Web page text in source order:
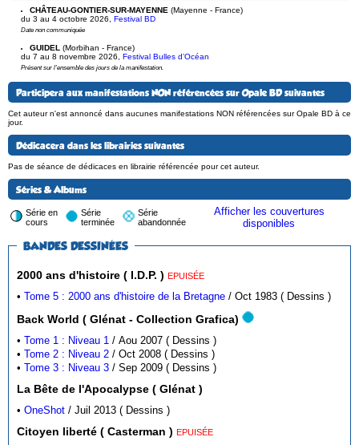
CHÂTEAU-GONTIER-SUR-MAYENNE (Mayenne - France)
du 3 au 4 octobre 2026
Festival BD
Date non communiquée
GUIDEL (Morbihan - France)
du 7 au 8 novembre 2026
Festival Bulles d’Océan
Présent sur l'ensemble des jours de la manifestation.
Participera aux manifestations NON référencées sur Opale BD suivantes
Cet auteur n'est annoncé dans aucunes manifestations NON référencées sur Opale BD à ce
jour.
Dédicacera dans les librairies suivantes
Pas de séance de dédicaces en librairie référencée pour cet auteur.
Séries & Albums
Série en
cours
Série
terminée
Série
abandonnée
Afficher les couvertures
disponibles
BANDES DESSINÉES
2000 ans d'histoire ( I.D.P. )EPUISÉE
•Tome 5 : 2000 ans d'histoire de la Bretagne / Oct 1983 ( Dessins )
Back World ( Glénat - Collection Grafica)
•Tome 1 : Niveau 1
/ Aou 2007 ( Dessins )
•Tome 2 : Niveau 2
/ Oct 2008 ( Dessins )
•Tome 3 : Niveau 3 / Sep 2009 ( Dessins )
La Bête de l'Apocalypse ( Glénat )
•OneShot / Juil 2013 ( Dessins )
Citoyen liberté ( Casterman )EPUISÉE